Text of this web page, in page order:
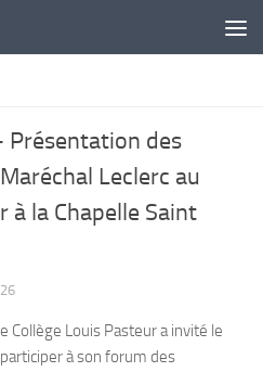
Présentation des
Leclerc au
à la Chapelle Saint
Collège Louis Pasteur a invité le
à son forum des